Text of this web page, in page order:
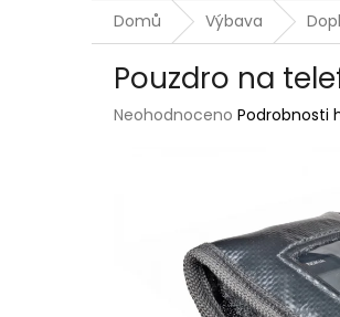
Domů
Výbava
Pouzdro na
Průměrné
hvězdiček.
Neohodnoceno Podrobnosti